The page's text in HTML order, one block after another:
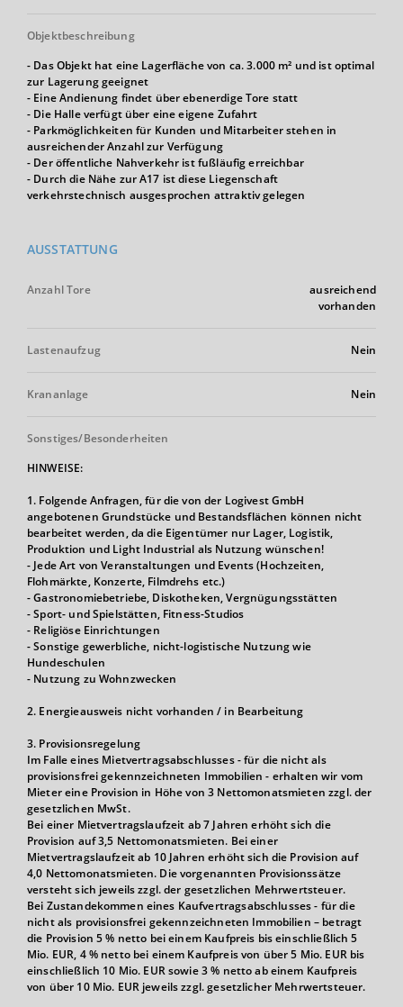
Objektbeschreibung
- Das Objekt hat eine Lagerfläche von ca. 3.000 m² und ist optimal
zur Lagerung geeignet
- Eine Andienung findet über ebenerdige Tore statt
- Die Halle verfügt über eine eigene Zufahrt
- Parkmöglichkeiten für Kunden und Mitarbeiter stehen in
ausreichender Anzahl zur Verfügung
- Der öffentliche Nahverkehr ist fußläufig erreichbar
- Durch die Nähe zur A17 ist diese Liegenschaft
verkehrstechnisch ausgesprochen attraktiv gelegen
AUSSTATTUNG
Anzahl Tore
ausreichend
vorhanden
Lastenaufzug Nein
Krananlage Nein
Sonstiges/Besonderheiten
HINWEISE:
1. Folgende Anfragen, für die von der Logivest GmbH
angebotenen Grundstücke und Bestandsflächen können nicht
bearbeitet werden, da die Eigentümer nur Lager, Logistik,
Produktion und Light Industrial als Nutzung wünschen!
- Jede Art von Veranstaltungen und Events (Hochzeiten,
Flohmärkte, Konzerte, Filmdrehs etc.)
- Gastronomiebetriebe, Diskotheken, Vergnügungsstätten
- Sport- und Spielstätten, Fitness-Studios
- Religiöse Einrichtungen
- Sonstige gewerbliche, nicht-logistische Nutzung wie
Hundeschulen
- Nutzung zu Wohnzwecken
2. Energieausweis nicht vorhanden / in Bearbeitung
3. Provisionsregelung
Im Falle eines Mietvertragsabschlusses - für die nicht als
provisionsfrei gekennzeichneten Immobilien - erhalten wir vom
Mieter eine Provision in Höhe von 3 Nettomonatsmieten zzgl. der
gesetzlichen MwSt.
Bei einer Mietvertragslaufzeit ab 7 Jahren erhöht sich die
Provision auf 3,5 Nettomonatsmieten. Bei einer
Mietvertragslaufzeit ab 10 Jahren erhöht sich die Provision auf
4,0 Nettomonatsmieten. Die vorgenannten Provisionssätze
versteht sich jeweils zzgl. der gesetzlichen Mehrwertsteuer.
Bei Zustandekommen eines Kaufvertragsabschlusses - für die
nicht als provisionsfrei gekennzeichneten Immobilien – betragt
die Provision 5 % netto bei einem Kaufpreis bis einschließlich 5
Mio. EUR, 4 % netto bei einem Kaufpreis von über 5 Mio. EUR bis
einschließlich 10 Mio. EUR sowie 3 % netto ab einem Kaufpreis
von über 10 Mio. EUR jeweils zzgl. gesetzlicher Mehrwertsteuer.